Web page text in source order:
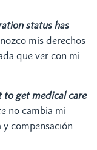
status has
mis derechos
que ver con mi
to get medical care
no cambia mi
compensación.